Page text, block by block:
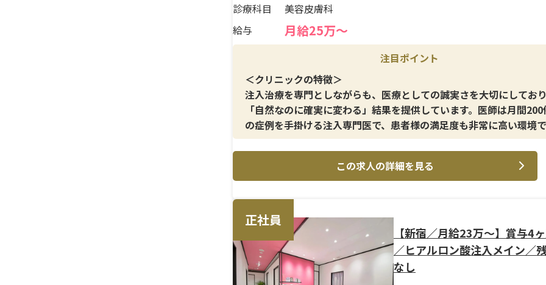
診療科目
美容皮膚科
給与
月給25万〜
注目ポイント
＜クリニックの特徴＞
注入治療を専門としながらも、医療としての誠実さを大切にしており
「自然なのに確実に変わる」結果を提供しています。医師は月間
の症例を手掛ける注入専門医で、患者様の満足度も非常に高い環境
＜メイン施術＞
ヒアルロン酸やボトックスを中心とした注入施術を主軸とし、切らず
想のフェイスラインを実現する技術に強みがあります。
＜研修制度＞
美容医療経験者を対象としつつも、入職後は丁寧なOJTがあり、現
対応力やマネジメント力を安心して磨けます。将来的に院責候補と
躍できるよう、教育や売上管理など幅広い業務を通じてキャリアアッ
可能です。
この求人の詳細を見る
正社員
【新宿／月給23万〜】賞与4
／ヒアルロン酸注入メイン／
なし